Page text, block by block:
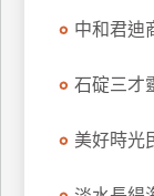
中和君迪
石碇三才
美好時光